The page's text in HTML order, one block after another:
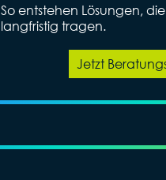
So entstehen Lösungen,
langfristig tragen.
Jetzt